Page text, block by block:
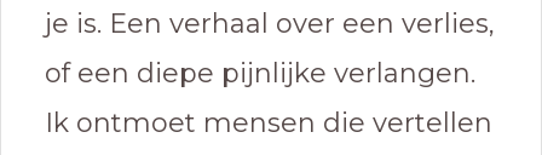
je is. Een verhaal over een verlies,
of een diepe pijnlijke verlangen.
Ik ontmoet mensen die vertellen